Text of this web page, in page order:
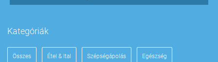
Kategóriák
Összes Étel & Ital Szépségápolás Egészség